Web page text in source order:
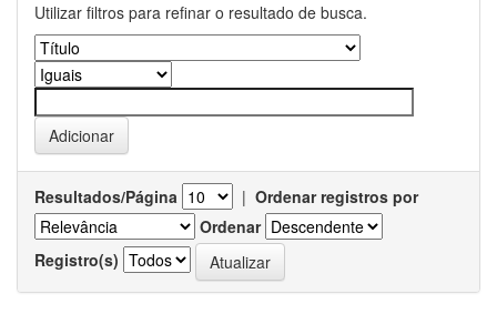
Utilizar filtros para refinar o resultado de busca.
Resultados/Página | Ordenar registros por
Ordenar
Registro(s)